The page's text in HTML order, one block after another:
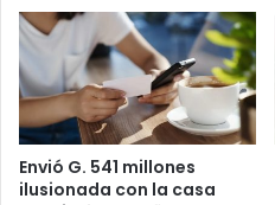
Envió G. 541 millones
ilusionada con la casa